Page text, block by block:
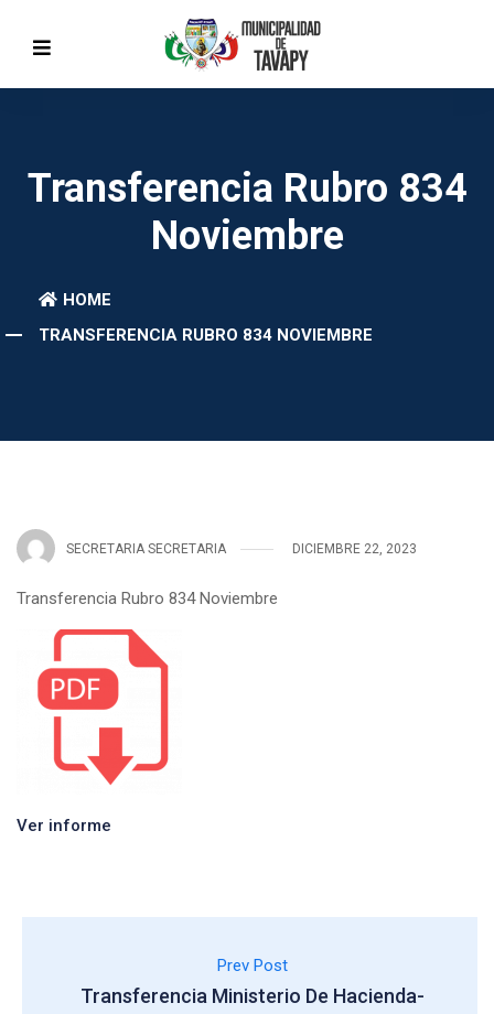
Transferencia Rubro 834
Noviembre
HOME
TRANSFERENCIA RUBRO 834 NOVIEMBRE
SECRETARIA SECRETARIA DICIEMBRE 22, 2023
Transferencia Rubro 834 Noviembre
Ver informe
Prev Post
Transferencia Ministerio De Hacienda-